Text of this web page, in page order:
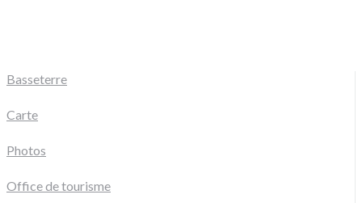
Basseterre
Carte
Photos
Office de tourisme